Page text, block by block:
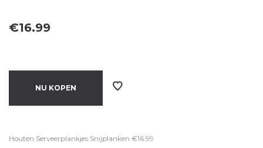
€16.99
NU KOPEN
Houten Serveerplankjes Snijplanken €16.99